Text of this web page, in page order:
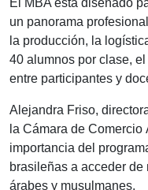
un panorama
la producción, la
40 alumnos por clase,
entre participantes y
Alejandra Friso,
la Cámara de
importancia del
brasileñas a acceder
árabes y musulmanes.